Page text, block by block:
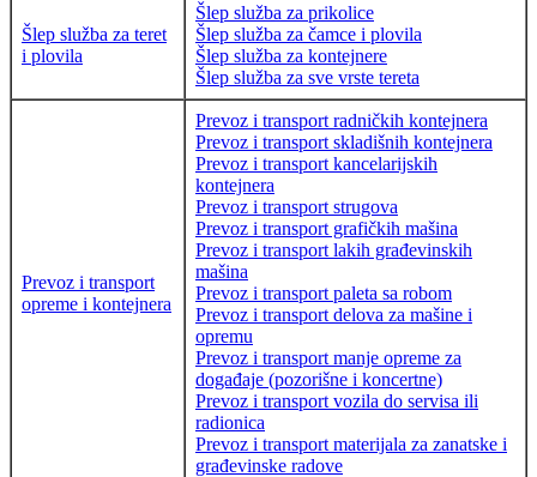
Šlep služba za teret
i plovila
Šlep služba za prikolice
Šlep služba za čamce i plovila
Šlep služba za kontejnere
Šlep služba za sve vrste tereta
Prevoz i transport
opreme i kontejnera
Prevoz i transport radničkih kontejnera
Prevoz i transport skladišnih kontejnera
Prevoz i transport kancelarijskih
kontejnera
Prevoz i transport strugova
Prevoz i transport grafičkih mašina
Prevoz i transport lakih građevinskih
mašina
Prevoz i transport paleta sa robom
Prevoz i transport delova za mašine i
opremu
Prevoz i transport manje opreme za
događaje (pozorišne i koncertne)
Prevoz i transport vozila do servisa ili
radionica
Prevoz i transport materijala za zanatske i
građevinske radove